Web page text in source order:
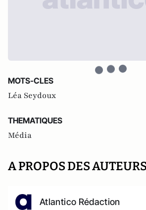
MOTS-CLES
Léa Seydoux
THEMATIQUES
Média
A PROPOS DES
Atlantico Rédaction